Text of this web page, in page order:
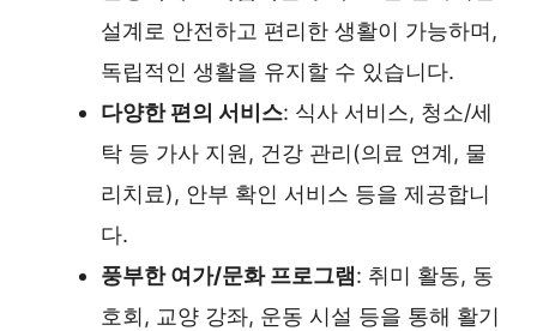
설계로 안전하고 편리한 생활이 가능하며,
독립적인 생활을 유지할 수 있습니다.
다양한 편의 서비스: 식사 서비스, 청소/세
탁 등 가사 지원, 건강 관리(의료 연계, 물
리치료), 안부 확인 서비스 등을 제공합니
다.
풍부한 여가/문화 프로그램: 취미 활동, 동
호회, 교양 강좌, 운동 시설 등을 통해 활기